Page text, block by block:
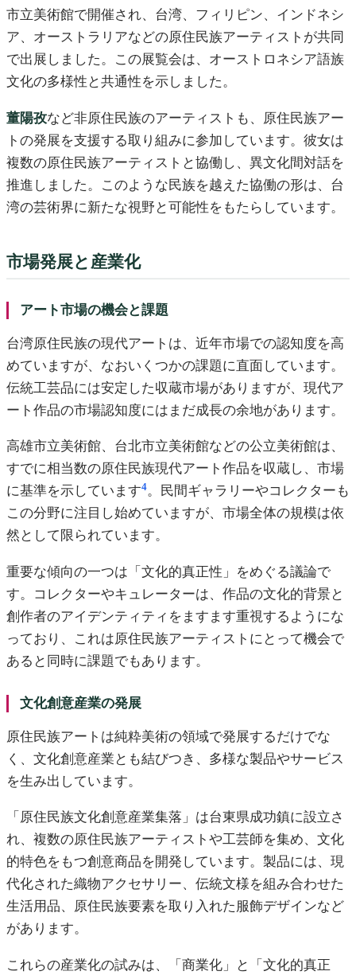
市立美術館で開催され、台湾、フィリピン、インドネシ
ア、オーストラリアなどの原住民族アーティストが共同
で出展しました。この展覧会は、オーストロネシア語族
文化の多様性と共通性を示しました。
董陽孜など非原住民族のアーティストも、原住民族アー
トの発展を支援する取り組みに参加しています。彼女は
複数の原住民族アーティストと協働し、異文化間対話を
推進しました。このような民族を越えた協働の形は、台
湾の芸術界に新たな視野と可能性をもたらしています。
市場発展と産業化
アート市場の機会と課題
台湾原住民族の現代アートは、近年市場での認知度を高
めていますが、なおいくつかの課題に直面しています。
伝統工芸品には安定した収蔵市場がありますが、現代ア
ート作品の市場認知度にはまだ成長の余地があります。
高雄市立美術館、台北市立美術館などの公立美術館は、
すでに相当数の原住民族現代アート作品を収蔵し、市場
に基準を示しています4。民間ギャラリーやコレクターも
この分野に注目し始めていますが、市場全体の規模は依
然として限られています。
重要な傾向の一つは「文化的真正性」をめぐる議論で
す。コレクターやキュレーターは、作品の文化的背景と
創作者のアイデンティティをますます重視するようにな
っており、これは原住民族アーティストにとって機会で
あると同時に課題でもあります。
文化創意産業の発展
原住民族アートは純粋美術の領域で発展するだけでな
く、文化創意産業とも結びつき、多様な製品やサービス
を生み出しています。
「原住民族文化創意産業集落」は台東県成功鎮に設立さ
れ、複数の原住民族アーティストや工芸師を集め、文化
的特色をもつ創意商品を開発しています。製品には、現
代化された織物アクセサリー、伝統文様を組み合わせた
生活用品、原住民族要素を取り入れた服飾デザインなど
があります。
これらの産業化の試みは、「商業化」と「文化的真正